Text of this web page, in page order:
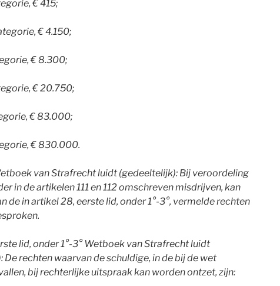
€ 415;
€ 4.150;
€ 8.300;
€ 20.750;
€ 83.000;
€ 830.000.
van Strafrecht luidt (gedeeltelijk): Bij veroordeling
in de artikelen 111 en 112 omschreven misdrijven, kan
de in artikel 28, eerste lid, onder 1°-3°, vermelde rechten
lid, onder 1°-3° Wetboek van Strafrecht luidt
De rechten waarvan de schuldige, in de bij de wet
bij rechterlijke uitspraak kan worden ontzet, zijn: